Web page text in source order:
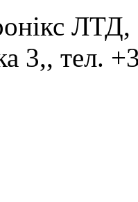
ЛТД,
3,, тел.